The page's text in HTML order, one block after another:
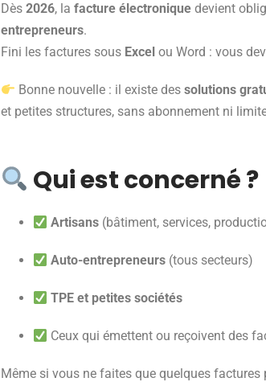
Dès 2026, la facture électroniquedevient
entrepreneurs.
Fini les factures sous Excel ou Word : vous
Bonne nouvelle : il existe des solutions
et petites structures, sans abonnement ni
Qui est concerné ?
Artisans(bâtiment, services,
Auto-entrepreneurs(tous secteurs)
TPE et petites sociétés
Ceux qui émettent ou reçoivent des
Même si vous ne faites que quelques factures